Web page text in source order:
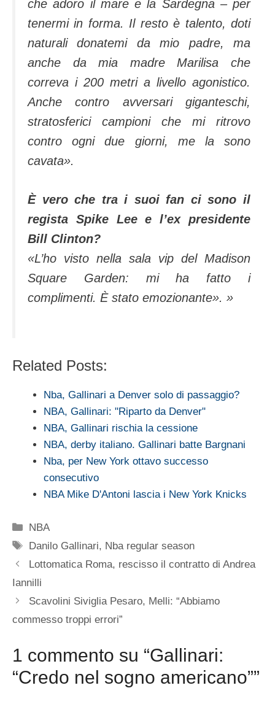
che adoro il mare e la Sardegna – per
tenermi in forma. Il resto è talento, doti
naturali donatemi da mio padre, ma
anche da mia madre Marilisa che
correva i 200 metri a livello agonistico.
Anche contro avversari giganteschi,
stratosferici campioni che mi ritrovo
contro ogni due giorni, me la sono
cavata».
È vero che tra i suoi fan ci sono il
regista Spike Lee e l’ex presidente
Bill Clinton?
«L’ho visto nella sala vip del Madison
Square Garden: mi ha fatto i
complimenti. È stato emozionante». »
Related Posts:
Nba, Gallinari a Denver solo di passaggio?
NBA, Gallinari: "Riparto da Denver"
NBA, Gallinari rischia la cessione
NBA, derby italiano. Gallinari batte Bargnani
Nba, per New York ottavo successo
consecutivo
NBA Mike D'Antoni lascia i New York Knicks
Categorie
NBA
Tag
Danilo Gallinari, Nba regular season
Lottomatica Roma, rescisso il contratto di Andrea
Iannilli
Scavolini Siviglia Pesaro, Melli: “Abbiamo
commesso troppi errori”
1 commento su “Gallinari:
“Credo nel sogno americano””